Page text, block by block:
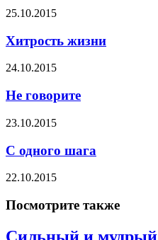
25.10.2015
Хитрость жизни
24.10.2015
Не говорите
23.10.2015
С одного шага
22.10.2015
Посмотрите также